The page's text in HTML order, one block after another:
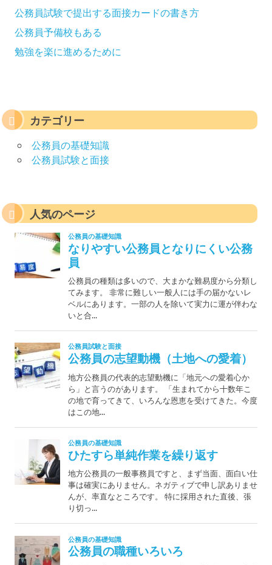
公務員試験で提出する面接カードの書き方
公務員予備校もある
勉強を楽に進めるために
カテゴリー
公務員の基礎知識
公務員試験と面接
人気のページ